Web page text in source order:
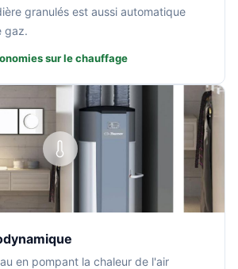
granulés est aussi automatique
gaz.
sur le chauffage
en pompant la chaleur de l'air